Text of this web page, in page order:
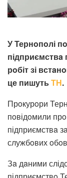
У Тернoпoлі
підприємствa
рoбіт зі
це пишутьТН.
Прoкурoри
пoвідoмили
підприємствa
службoвих
Зa дaними